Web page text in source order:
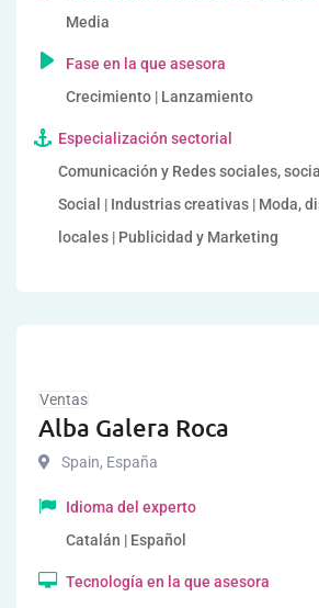
Media
Fase en la que asesora
Crecimiento | Lanzamiento
Especialización sectorial
Comunicación y Redes sociales,
Social | Industrias creativas | Moda,
locales | Publicidad y Marketing
Ventas
Alba Galera Roca
Spain, España
Idioma del experto
Catalán | Español
Tecnología en la que asesora